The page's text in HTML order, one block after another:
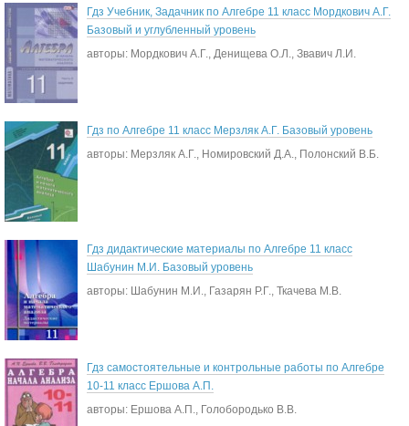
Гдз Учебник, Задачник по Алгебре 11 класс Мордкович А.Г.
Базовый и углубленный уровень
авторы: Мордкович А.Г., Денищева О.Л., Звавич Л.И.
Гдз по Алгебре 11 класс Мерзляк А.Г. Базовый уровень
авторы: Мерзляк А.Г., Номировский Д.А., Полонский В.Б.
Гдз дидактические материалы по Алгебре 11 класс
Шабунин М.И. Базовый уровень
авторы: Шабунин М.И., Газарян Р.Г., Ткачева М.В.
Гдз самостоятельные и контрольные работы по Алгебре
10-11 класс Ершова А.П.
авторы: Ершова А.П., Голобородько В.В.